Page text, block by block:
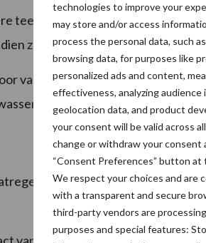
technologies to improve your
may store and/or access
process the personal data, such
browsing data, for purposes like
personalized ads and content,
effectiveness, analyzing
geolocation data, and product
your consent will be valid across
change or withdraw your consent
“Consent Preferences” button
We respect your choices and are
with a transparent and secure
third-party vendors are
purposes and special features:
teelt” (en niet als mengsel van
ze bestemd zijn voor begrazing
vanggewassen in te korten,
kunnen inzaaien.
naar verwachting